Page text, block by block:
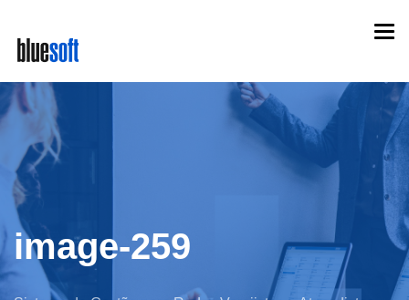
main
content
image-259